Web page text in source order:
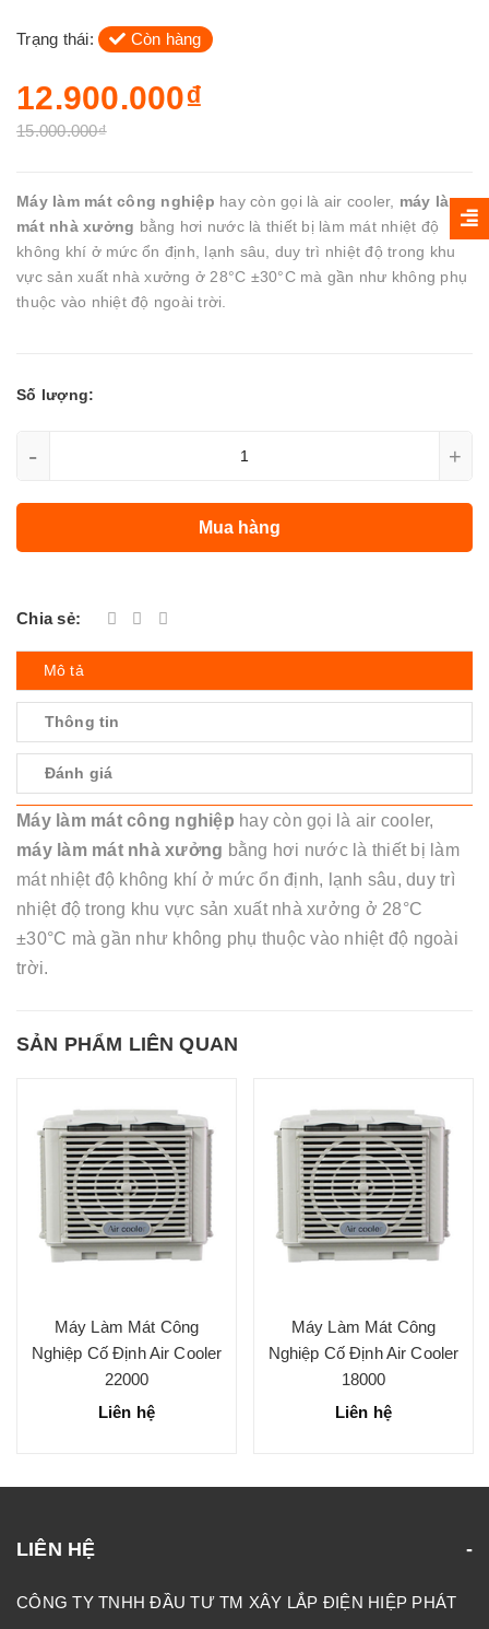
Trạng thái: Còn hàng
12.900.000₫
15.000.000₫
Máy làm mát công nghiệp hay còn gọi là air cooler, máy làm
mát nhà xưởng bằng hơi nước là thiết bị làm mát nhiệt độ
không khí ở mức ổn định, lạnh sâu, duy trì nhiệt độ trong khu
vực sản xuất nhà xưởng ở 28°C ±30°C mà gần như không phụ
thuộc vào nhiệt độ ngoài trời.
Số lượng:
- +
Mua hàng
Chia sẻ:
Mô tả
Thông tin
Đánh giá
Máy làm mát công nghiệp hay còn gọi là air cooler,
máy làm mát nhà xưởng bằng hơi nước là thiết bị làm
mát nhiệt độ không khí ở mức ổn định, lạnh sâu, duy trì
nhiệt độ trong khu vực sản xuất nhà xưởng ở 28°C
±30°C mà gần như không phụ thuộc vào nhiệt độ ngoài
trời.
SẢN PHẨM LIÊN QUAN
Máy Làm Mát Công
Nghiệp Cố Định Air Cooler
22000
Liên hệ
Máy Làm Mát Công
Nghiệp Cố Định Air Cooler
18000
Liên hệ
LIÊN HỆ
CÔNG TY TNHH ĐẦU TƯ TM XÂY LẮP ĐIỆN HIỆP PHÁT